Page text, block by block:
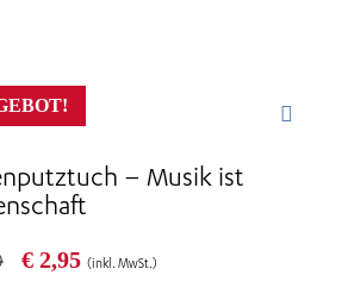
– Musik ist
Ursprünglicher
€2,95Aktueller
(inkl. MwSt.)